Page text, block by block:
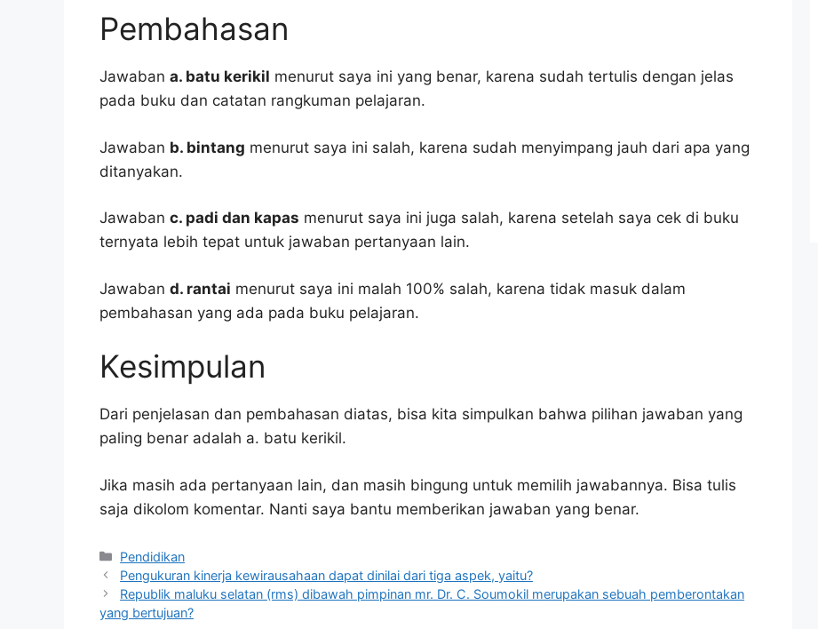
Pembahasan
Jawaban a. batu kerikil menurut saya ini yang benar, karena sudah tertulis dengan jelas
pada buku dan catatan rangkuman pelajaran.
Jawaban b. bintang menurut saya ini salah, karena sudah menyimpang jauh dari apa yang
ditanyakan.
Jawaban c. padi dan kapas menurut saya ini juga salah, karena setelah saya cek di buku
ternyata lebih tepat untuk jawaban pertanyaan lain.
Jawaban d. rantai menurut saya ini malah 100% salah, karena tidak masuk dalam
pembahasan yang ada pada buku pelajaran.
Kesimpulan
Dari penjelasan dan pembahasan diatas, bisa kita simpulkan bahwa pilihan jawaban yang
paling benar adalah a. batu kerikil.
Jika masih ada pertanyaan lain, dan masih bingung untuk memilih jawabannya. Bisa tulis
saja dikolom komentar. Nanti saya bantu memberikan jawaban yang benar.
Kategori
Pendidikan
Pengukuran kinerja kewirausahaan dapat dinilai dari tiga aspek, yaitu?
Republik maluku selatan (rms) dibawah pimpinan mr. Dr. C. Soumokil merupakan sebuah pemberontakan
yang bertujuan?